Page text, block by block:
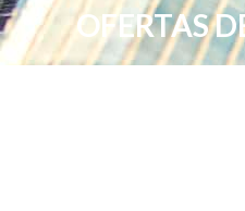
OFERTAS